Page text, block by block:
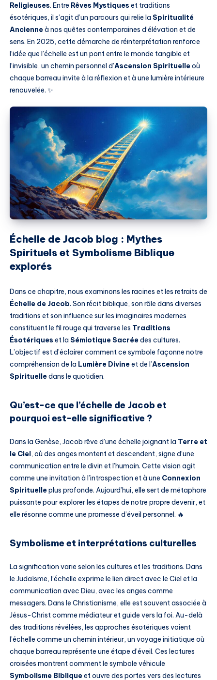
Religieuses. Entre Rêves Mystiques et traditions
ésotériques, il s’agit d’un parcours qui relie la Spiritualité
Ancienneà nos quêtes contemporaines d’élévation et de
sens. En 2025, cette démarche de réinterprétation renforce
l’idée que l’échelle est un pont entre le monde tangible et
l’invisible, un chemin personnel d’Ascension Spirituelleoù
chaque barreau invite à la réflexion et à une lumière intérieure
renouvelée. ✨
Échelle de Jacob blog : Mythes
Spirituels et Symbolisme Biblique
explorés
Dans ce chapitre, nous examinons les racines et les retraits de
Échelle de Jacob. Son récit biblique, son rôle dans diverses
traditions et son influence sur les imaginaires modernes
constituent le fil rouge qui traverse les Traditions
Ésotériques et la Sémiotique Sacréedes cultures.
L’objectif est d’éclairer comment ce symbole façonne notre
compréhension de la Lumière Divineet de l’Ascension
Spirituelledans le quotidien.
Qu’est-ce que l’échelle de Jacob et
pourquoi est-elle significative ?
Dans la Genèse, Jacob rêve d’une échelle joignant la Terre et
le Ciel, où des anges montent et descendent, signe d’une
communication entre le divin et l’humain. Cette vision agit
comme une invitation à l’introspection et à une Connexion
Spirituelleplus profonde. Aujourd’hui, elle sert de métaphore
puissante pour explorer les étapes de notre propre devenir, et
elle résonne comme une promesse d’éveil personnel. 🔥
Symbolisme et interprétations culturelles
La signification varie selon les cultures et les traditions. Dans
le Judaïsme, l’échelle exprime le lien direct avec le Ciel et la
communication avec Dieu, avec les anges comme
messagers. Dans le Christianisme, elle est souvent associée à
Jésus-Christ comme médiateur et guide vers la foi. Au-delà
des traditions révélées, les approches ésotériques voient
l’échelle comme un chemin intérieur, un voyage initiatique où
chaque barreau représente une étape d’éveil. Ces lectures
croisées montrent comment le symbole véhicule
Symbolisme Bibliqueet ouvre des portes vers des lectures